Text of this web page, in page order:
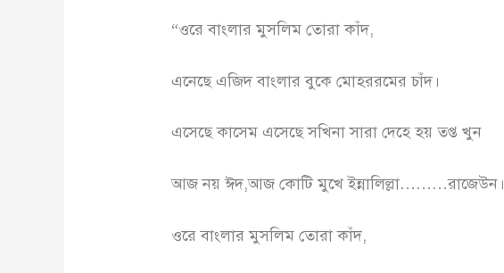
“ওরে বাংলার মুসলিম তোরা কাঁদ,
এনেছে এজিদ বাংলার বুকে মোহররমের চাঁদ।
এসেছে কাসেম এসেছে সখিনা সারা দেহে হয় তপ্ত খুন
আজ নয় ঈদ,আজ কোটি মুখে ইন্নালিল্লা………রাজেউন।
ওরে বাংলার মুসলিম তোরা কাঁদ,